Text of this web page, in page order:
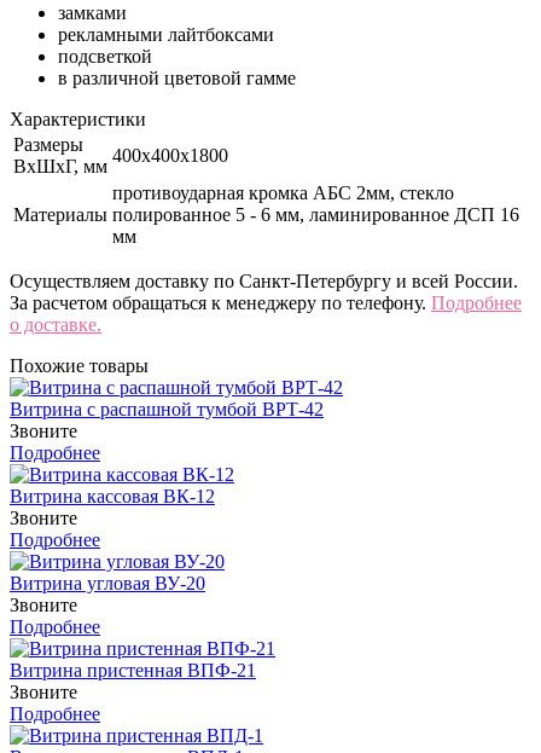
замками
рекламными лайтбоксами
подсветкой
в различной цветовой гамме
Характеристики
Размеры
ВхШхГ, мм
400x400х1800
Материалы
противоударная кромка АБС 2мм, стекло
полированное 5 - 6 мм, ламинированное ДСП 16
мм
Осуществляем доставку по Санкт-Петербургу и всей России.
За расчетом обращаться к менеджеру по телефону. Подробнее
о доставке.
Похожие товары
Витрина с распашной тумбой ВРТ-42
Звоните
Подробнее
Витрина кассовая ВК-12
Звоните
Подробнее
Витрина угловая ВУ-20
Звоните
Подробнее
Витрина пристенная ВПФ-21
Звоните
Подробнее